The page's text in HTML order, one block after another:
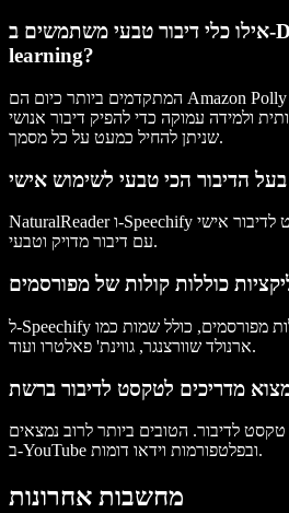
אילו כלי דיבור טבעי משתמשים ב-Deep Learning או e-
learning?
המתקדמים ביותר כיום הם Amazon Polly ו-Speechify. שניהם
ולמידה עמוקה כדי להפיק דיבור אנושי
שניתן להחיל כמעט על כל מסמך.
NaturalReader ו-Speechify הן פתרונות מצוינים לטקסט לדיבור אישי
עם דיבור מדויק וטבעי.
ל-Speechify המאגר הרחב ביותר של קולות מפורסמים, כולל שמות כמו
ארנולד שוורצנגר, גווינת' פאלטרו ועוד.
לדיבור. הטובים ביותר לרוב נמצאים
ב-YouTube ובפלטפורמות וידאו דומות.
מחשבות אחרונות